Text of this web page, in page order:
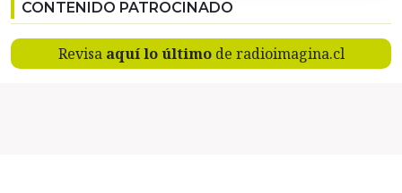
CONTENIDO PATROCINADO
Revisa aquí lo últimode radioimagina.cl